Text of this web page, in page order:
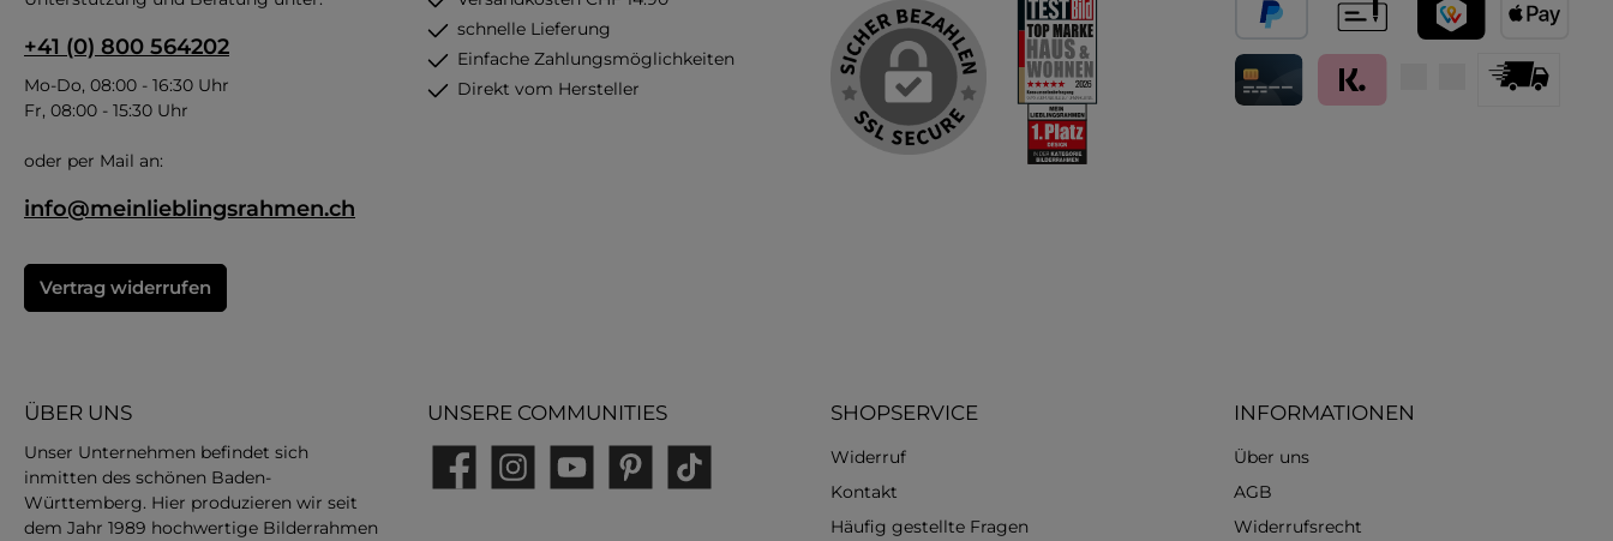
+41 (0) 800 564202
Mo-Do, 08:00 - 16:30 Uhr
Fr, 08:00 - 15:30 Uhr
oder per Mail an:
info@meinlieblingsrahmen.ch
Vertrag widerrufen
SHOPSERVICE
Widerruf
Kontakt
Häufig gestellte Fragen
INFORMATIONEN
Über uns
AGB
Widerrufsrecht
PayPal Vorkasse
ÜBER UNS
Unser Unternehmen befindet sich
inmitten des schönen Baden-
Württemberg. Hier produzieren wir seit
dem Jahr 1989 hochwertige Bilderrahmen
schnelle Lieferung
Einfache Zahlungsmöglichkeiten
Direkt vom Hersteller
UNSERE COMMUNITIES
FacebookInstagramYouTube PinterestTikTok